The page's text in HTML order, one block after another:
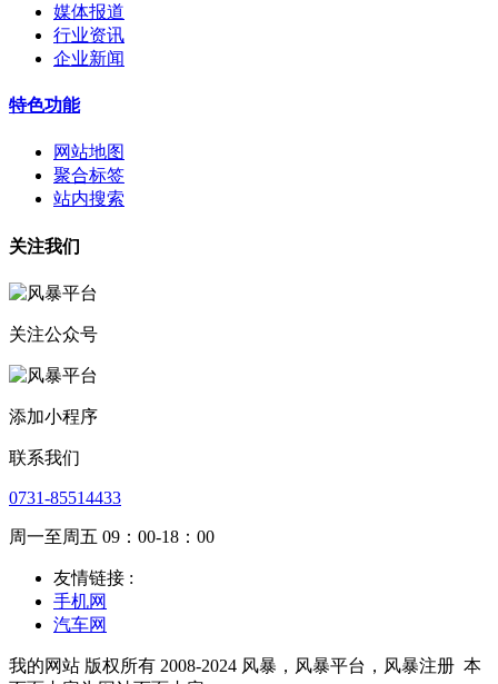
媒体报道
行业资讯
企业新闻
特色功能
网站地图
聚合标签
站内搜索
关注我们
关注公众号
添加小程序
联系我们
0731-85514433
周一至周五 09：00-18：00
友情链接 :
手机网
汽车网
我的网站 版权所有 2008-2024 风暴，风暴平台，风暴注册 本